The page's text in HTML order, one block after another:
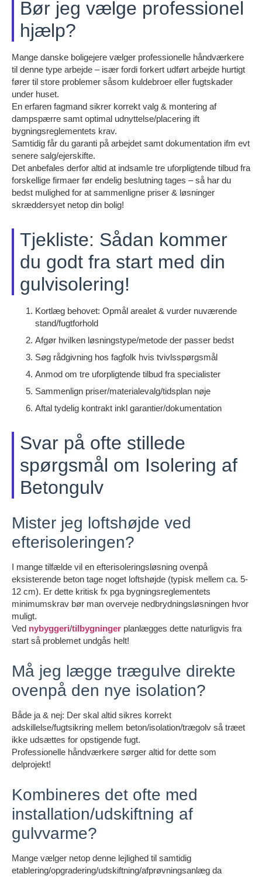
Bør jeg vælge professionel
hjælp?
Mange danske boligejere vælger professionelle håndværkere
til denne type arbejde – især fordi forkert udført arbejde hurtigt
fører til store problemer såsom kuldebroer eller fugtskader
under huset.
En erfaren fagmand sikrer korrekt valg & montering af
dampspærre samt optimal udnyttelse/placering ift
bygningsreglementets krav.
Samtidig får du garanti på arbejdet samt dokumentation ifm evt
senere salg/ejerskifte.
Det anbefales derfor altid at indsamle tre uforpligtende tilbud fra
forskellige firmaer før endelig beslutning tages – så har du
bedst mulighed for at sammenligne priser & løsninger
skræddersyet netop din bolig!
Tjekliste: Sådan kommer
du godt fra start med din
gulvisolering!
Kortlæg behovet: Opmål arealet & vurder nuværende
stand/fugtforhold
Afgør hvilken løsningstype/metode der passer bedst
Søg rådgivning hos fagfolk hvis tvivlsspørgsmål
Anmod om tre uforpligtende tilbud fra specialister
Sammenlign priser/materialevalg/tidsplan nøje
Aftal tydelig kontrakt inkl garantier/dokumentation
Svar på ofte stillede
spørgsmål om Isolering af
Betongulv
Mister jeg loftshøjde ved
efterisoleringen?
I mange tilfælde vil en efterisoleringsløsning ovenpå
eksisterende beton tage noget loftshøjde (typisk mellem ca. 5-
12 cm). Er dette kritisk fx pga bygningsreglementets
minimumskrav bør man overveje nedbrydningsløsningen hvor
muligt.
Ved nybyggeri/tilbygninger planlægges dette naturligvis fra
start så problemet undgås helt!
Må jeg lægge trægulve direkte
ovenpå den nye isolation?
Både ja & nej: Der skal altid sikres korrekt
adskillelse/fugtsikring mellem beton/isolation/trægolv så træet
ikke udsættes for opstigende fugt.
Professionelle håndværkere sørger altid for dette som
delprojekt!
Kombineres det ofte med
installation/udskiftning af
gulvvarme?
Mange vælger netop denne lejlighed til samtidig
etablering/opgradering/udskiftning/afprøvningsanlæg da